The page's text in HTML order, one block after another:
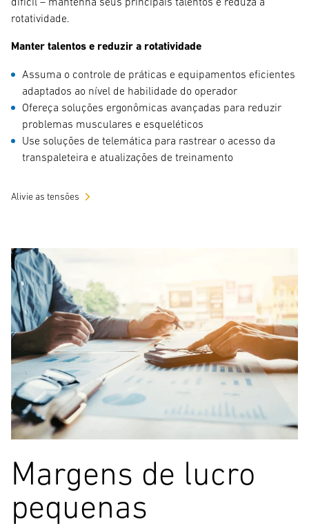
rotatividade.
Manter talentos e reduzir a rotatividade
Assuma o controle de práticas e equipamentos eficientes
adaptados ao nível de habilidade do operador
Ofereça soluções ergonômicas avançadas para reduzir
problemas musculares e esqueléticos
Use soluções de telemática para rastrear o acesso da
transpaleteira e atualizações de treinamento
Alivie as tensões
Margens de lucro
pequenas